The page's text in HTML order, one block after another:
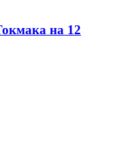
на 12